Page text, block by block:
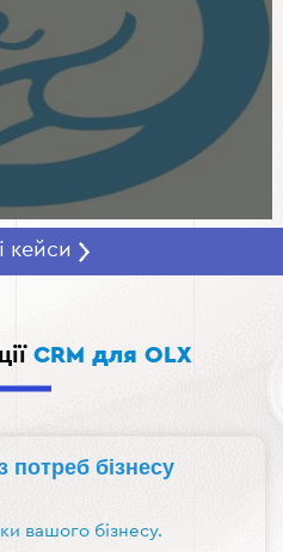
кейси
CRM для OLX
потреб бізнесу
вашого бізнесу.